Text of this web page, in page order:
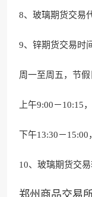
8、玻璃期货交易
9、锌期货交易时
周一至周五，节假
上午9:00－10:15
下午13:30－15:00
10、玻璃期货交
郑州商品交易